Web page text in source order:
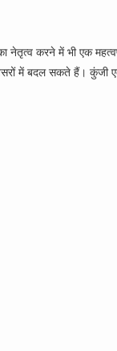
करने में भी एक
में बदल सकते हैं।